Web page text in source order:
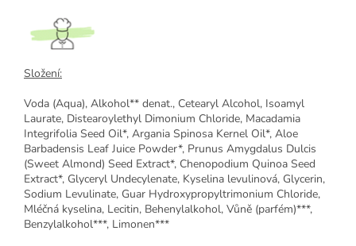
Složení:
Voda (Aqua), Alkohol** denat., Cetearyl Alcohol, Isoamyl
Laurate, Distearoylethyl Dimonium Chloride, Macadamia
Integrifolia Seed Oil*, Argania Spinosa Kernel Oil*, Aloe
Barbadensis Leaf Juice Powder*, Prunus Amygdalus Dulcis
(Sweet Almond) Seed Extract*, Chenopodium Quinoa Seed
Extract*, Glyceryl Undecylenate, Kyselina levulinová, Glycerin,
Sodium Levulinate, Guar Hydroxypropyltrimonium Chloride,
Mléčná kyselina, Lecitin, Behenylalkohol, Vůně (parfém)***,
Benzylalkohol***, Limonen***